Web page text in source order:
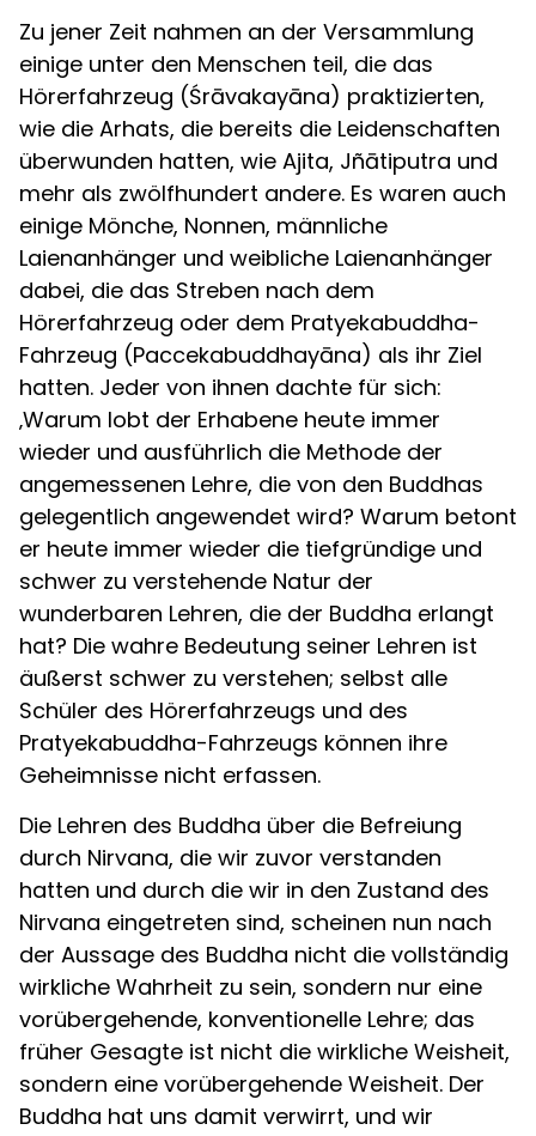
Zu jener Zeit nahmen an der Versammlung
einige unter den Menschen teil, die das
Hörerfahrzeug (Śrāvakayāna) praktizierten,
wie die Arhats, die bereits die Leidenschaften
überwunden hatten, wie Ajita, Jñātiputra und
mehr als zwölfhundert andere. Es waren auch
einige Mönche, Nonnen, männliche
Laienanhänger und weibliche Laienanhänger
dabei, die das Streben nach dem
Hörerfahrzeug oder dem Pratyekabuddha-
Fahrzeug (Paccekabuddhayāna) als ihr Ziel
hatten. Jeder von ihnen dachte für sich:
‚Warum lobt der Erhabene heute immer
wieder und ausführlich die Methode der
angemessenen Lehre, die von den Buddhas
gelegentlich angewendet wird? Warum betont
er heute immer wieder die tiefgründige und
schwer zu verstehende Natur der
wunderbaren Lehren, die der Buddha erlangt
hat? Die wahre Bedeutung seiner Lehren ist
äußerst schwer zu verstehen; selbst alle
Schüler des Hörerfahrzeugs und des
Pratyekabuddha-Fahrzeugs können ihre
Geheimnisse nicht erfassen.
Die Lehren des Buddha über die Befreiung
durch Nirvana, die wir zuvor verstanden
hatten und durch die wir in den Zustand des
Nirvana eingetreten sind, scheinen nun nach
der Aussage des Buddha nicht die vollständig
wirkliche Wahrheit zu sein, sondern nur eine
vorübergehende, konventionelle Lehre; das
früher Gesagte ist nicht die wirkliche Weisheit,
sondern eine vorübergehende Weisheit. Der
Buddha hat uns damit verwirrt, und wir